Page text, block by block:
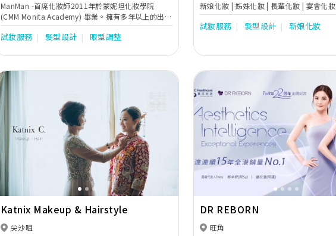
ManMan -首席化妝師2011年於蒙妮坦化妝學院
(CMM Monita Academy) 畢業。擁有多年以上的出
JOB化妝經驗, 包括big day, studio protrait, pre
wedding, bridal shower, aunnal dinner,
化妝主要以自然甜美, 可愛為主, 為每位待嫁的新娘子
帶出她們心中的那份少女味道。
試妝服務 髮型設計 眼型調整
新娘化妝 | 姊妹化妝 | 長輩化妝 | 宴會化妝
試妝服務 髮型設計 新娘化妝
Previous
Katnix Makeup & Hairstyle
尖沙咀
Previous
DR REBORN
旺角